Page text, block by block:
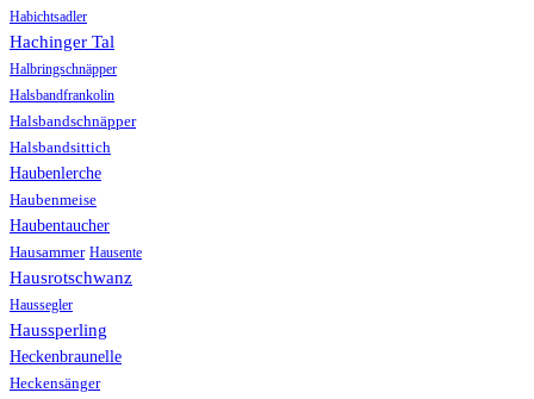
Habichtsadler
Hachinger Tal
Halbringschnäpper
Halsbandfrankolin
Halsbandschnäpper
Halsbandsittich
Haubenlerche
Haubenmeise
Haubentaucher
Hausammer Hausente
Hausrotschwanz
Haussegler
Haussperling
Heckenbraunelle
Heckensänger